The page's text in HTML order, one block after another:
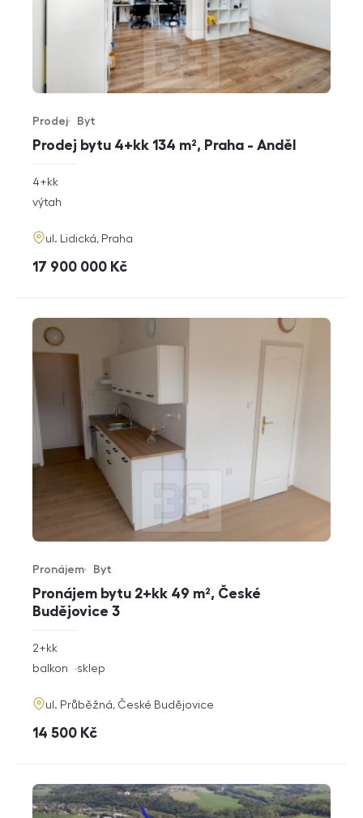
Prodej bytu 4+kk 134 m², Praha - Anděl
Typ nabídky
Prodej
Typ nemovitosti
Byt
rozměry
dispozice
4+kk
funkce
výtah
adresa
ul. Lidická, Praha
cena
17 900 000 Kč
Pronájem bytu 2+kk 49 m², České
Budějovice 3
Typ nabídky
Pronájem
Typ nemovitosti
Byt
rozměry
dispozice
2+kk
funkce
balkon sklep
adresa
ul. Průběžná, České Budějovice
cena
14 500 Kč